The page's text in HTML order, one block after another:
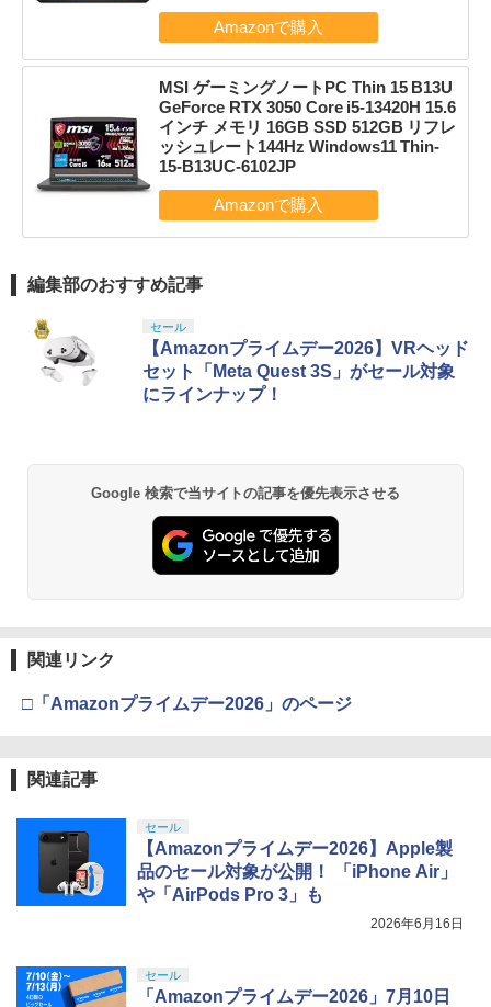
MSI ゲーミングノートPC Thin 15 B13U
GeForce RTX 3050 Core i5-13420H 15.6
インチ メモリ 16GB SSD 512GB リフレ
ッシュレート144Hz Windows11 Thin-
15-B13UC-6102JP
編集部のおすすめ記事
セール
【Amazonプライムデー2026】VRヘッド
セット「Meta Quest 3S」がセール対象
にラインナップ！
Google 検索で当サイトの記事を優先表示させる
関連リンク
□「Amazonプライムデー2026」のページ
関連記事
セール
【Amazonプライムデー2026】Apple製
品のセール対象が公開！ 「iPhone Air」
や「AirPods Pro 3」も
2026年6月16日
セール
「Amazonプライムデー2026」7月10日